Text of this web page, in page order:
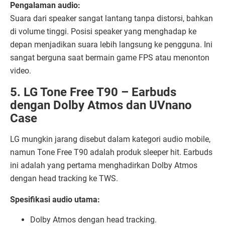
Pengalaman audio:
Suara dari speaker sangat lantang tanpa distorsi, bahkan
di volume tinggi. Posisi speaker yang menghadap ke
depan menjadikan suara lebih langsung ke pengguna. Ini
sangat berguna saat bermain game FPS atau menonton
video.
5. LG Tone Free T90 – Earbuds
dengan Dolby Atmos dan UVnano
Case
LG mungkin jarang disebut dalam kategori audio mobile,
namun Tone Free T90 adalah produk sleeper hit. Earbuds
ini adalah yang pertama menghadirkan Dolby Atmos
dengan head tracking ke TWS.
Spesifikasi audio utama:
Dolby Atmos dengan head tracking.